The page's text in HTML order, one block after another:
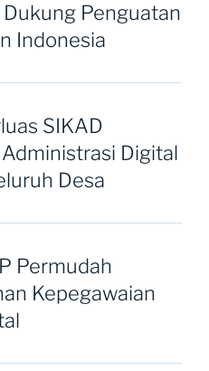
Penguatan
Indonesia
SIKAD
Digital
Desa
Permudah
Kepegawaian